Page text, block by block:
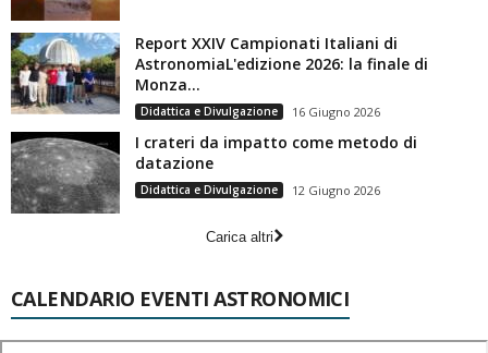
Report XXIV Campionati Italiani di
AstronomiaL'edizione 2026: la finale di
Monza...
Didattica e Divulgazione 16 Giugno 2026
I crateri da impatto come metodo di
datazione
Didattica e Divulgazione 12 Giugno 2026
Carica altri
CALENDARIO EVENTI ASTRONOMICI